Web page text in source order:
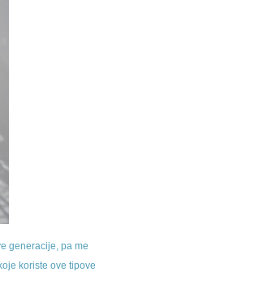
generacije, pa me
koriste ove tipove